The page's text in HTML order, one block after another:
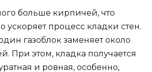
больше кирпичей, что
ускоряет процесс кладки стен.
газоблок заменяет около
При этом, кладка получается
и ровная, особенно,